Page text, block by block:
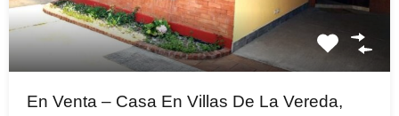
En Venta – Casa En Villas De La Vereda,